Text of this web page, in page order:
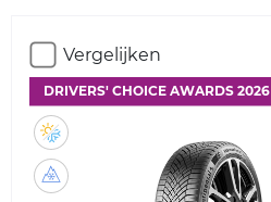
Vergelijken
DRIVERS' CHOICE AWARDS 2026